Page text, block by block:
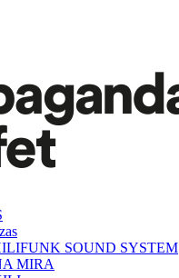
SOUND SYSTEM
MIRA